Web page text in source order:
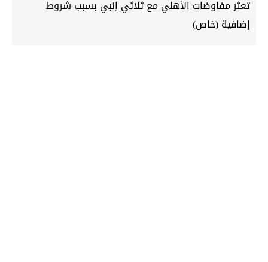
تعثر مفاوضات الأهلي مع ثلاثي إنبي بسبب شروط
إضافية (خاص)